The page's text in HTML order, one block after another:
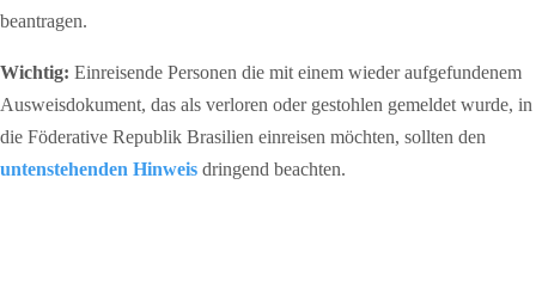
beantragen.
Wichtig: Einreisende Personen die mit einem wieder aufgefundenem
Ausweisdokument, das als verloren oder gestohlen gemeldet wurde, in
die Föderative Republik Brasilien einreisen möchten, sollten den
untenstehenden Hinweis dringend beachten.